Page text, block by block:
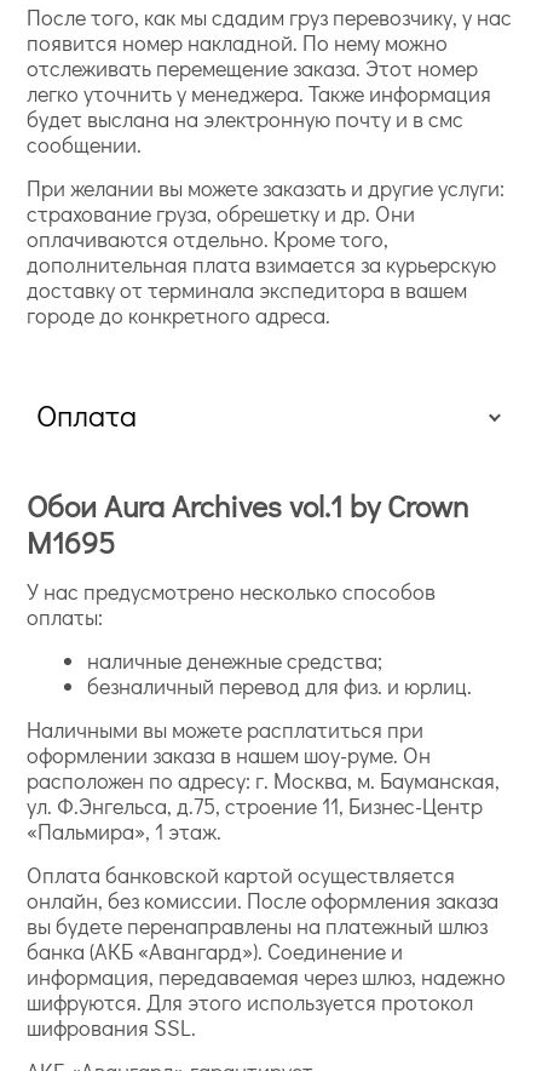
После того, как мы сдадим груз перевозчику, у нас
появится номер накладной. По нему можно
отслеживать перемещение заказа. Этот номер
легко уточнить у менеджера. Также информация
будет выслана на электронную почту и в смс
сообщении.
При желании вы можете заказать и другие услуги:
страхование груза, обрешетку и др. Они
оплачиваются отдельно. Кроме того,
дополнительная плата взимается за курьерскую
доставку от терминала экспедитора в вашем
городе до конкретного адреса.
Оплата
Обои Aura Archives vol.1 by Crown
M1695
У нас предусмотрено несколько способов
оплаты:
наличные денежные средства;
безналичный перевод для физ. и юрлиц.
Наличными вы можете расплатиться при
оформлении заказа в нашем шоу-руме. Он
расположен по адресу: г. Москва, м. Бауманская,
ул. Ф.Энгельса, д.75, строение 11, Бизнес-Центр
«Пальмира», 1 этаж.
Оплата банковской картой осуществляется
онлайн, без комиссии. После оформления заказа
вы будете перенаправлены на платежный шлюз
банка (АКБ «Авангард»). Соединение и
информация, передаваемая через шлюз, надежно
шифруются. Для этого используется протокол
шифрования SSL.